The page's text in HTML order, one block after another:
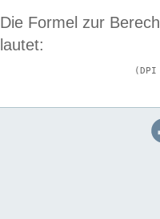
Die Formel zur
lautet: